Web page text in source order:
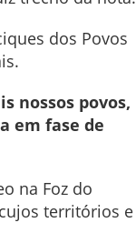
dos Povos
nossos povos,
em fase de
na Foz do
territórios e